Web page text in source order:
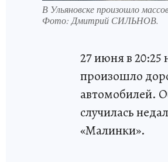
В Ульяновске произошло
Фото: Дмитрий СИЛЬНОВ.
27 июня в
произошло
автомобилей.
случилась
«Малинки».